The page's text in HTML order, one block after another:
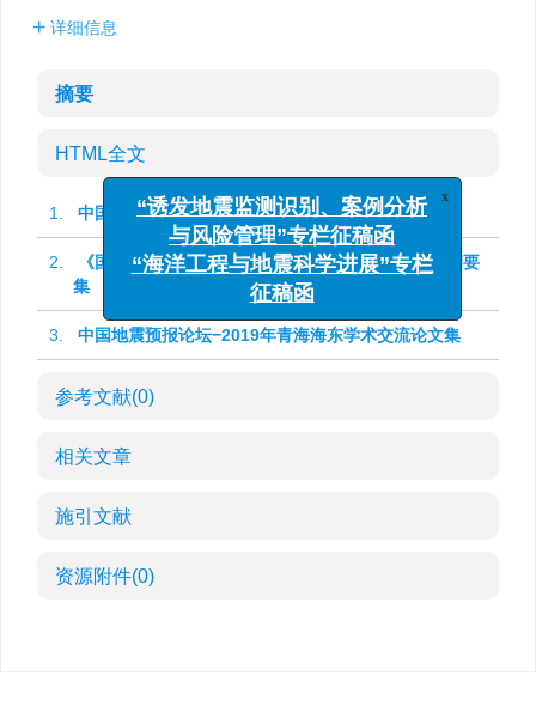
详细信息
摘要
HTML全文
1. 中国地震预报论坛
2.
《国际地震动态》中国地震预报论坛年度学术交流摘要
集
3. 中国地震预报论坛−2019年青海海东学术交流论文集
参考文献(0)
相关文章
施引文献
资源附件(0)
x
“诱发地震监测识别、案例分析
与风险管理”专栏征稿函
“海洋工程与地震科学进展”专栏
征稿函